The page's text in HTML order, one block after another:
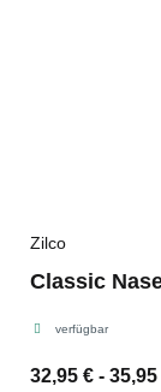
Zilco
Classic
verfügbar
32,95 € - 35,95